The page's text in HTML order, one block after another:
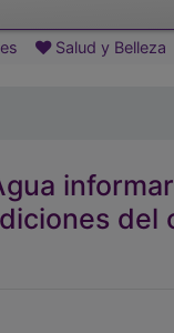
Salud y Belleza
del